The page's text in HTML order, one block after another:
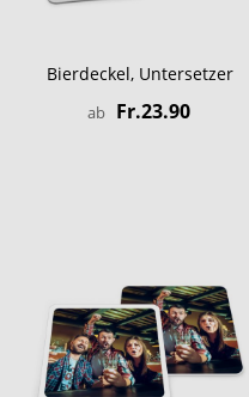
Bierdeckel, Untersetzer
ab Fr.23.90